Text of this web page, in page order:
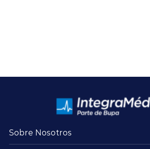
Sobre Nosotros